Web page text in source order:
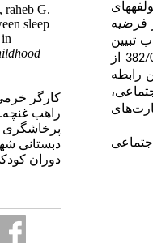
raheb G.
sleep
کارگر
راهب غنچه.
پرخاشگری
دبستانی
دوران کودکی ۳
اما مولفه­های
فرضیه
تبیین
از میان مولفه­های مهارت­های اجتماعی، مولفه رفتار اجتماعی مناسب، مولفه رفتار غیر اجتماعی، و مولفه ارتباط با همسالان 382/0 از
رابطه